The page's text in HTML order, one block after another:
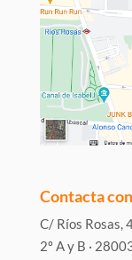
Contacta
C/ Ríos Rosas,
2º A y B ·